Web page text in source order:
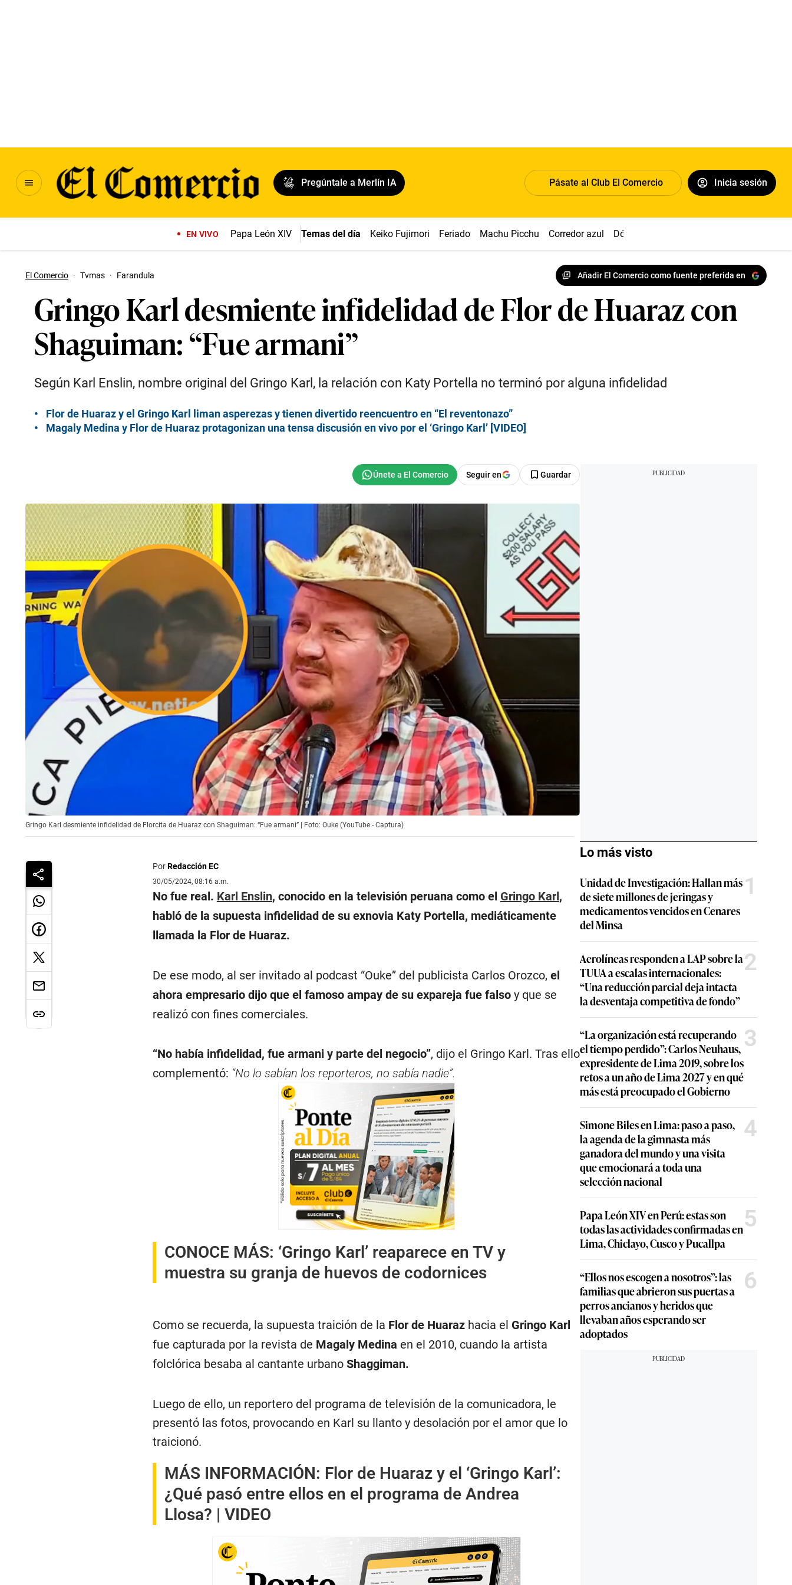
Pregúntale a Merlín IA Pásate al Club El Comercio Inicia sesión
EN VIVO Papa León XIV Temas del día Keiko Fujimori Feriado Machu Picchu Corredor azul Dólar
El Comercio · Tvmas · Farandula Añadir El Comercio como fuente preferida en
Gringo Karl desmiente infidelidad de Flor de Huaraz con
Shaguiman: “Fue armani”
Según Karl Enslin, nombre original del Gringo Karl, la relación con Katy Portella no terminó por alguna infidelidad
Flor de Huaraz y el Gringo Karl liman asperezas y tienen divertido reencuentro en “El reventonazo”
Magaly Medina y Flor de Huaraz protagonizan una tensa discusión en vivo por el ‘Gringo Karl’ [VIDEO]
Seguir en Guardar
Gringo Karl desmiente infidelidad de Florcita de Huaraz con Shaguiman: “Fue armani” | Foto: Ouke (YouTube - Captura)
PorRedacción EC
30/05/2024, 08:16 a.m.
No fue real. Karl Enslin, conocido en la televisión peruana como el Gringo Karl,
habló de la supuesta infidelidad de su exnovia Katy Portella, mediáticamente
llamada la Flor de Huaraz.
De ese modo, al ser invitado al podcast “Ouke” del publicista Carlos Orozco, el
ahora empresario dijo que el famoso ampay de su expareja fue falsoy que se
realizó con fines comerciales.
“No había infidelidad, fue armani y parte del negocio”, dijo el Gringo Karl. Tras ello
complementó: “No lo sabían los reporteros, no sabía nadie”.
CONOCE MÁS: ‘Gringo Karl’ reaparece en TV y
muestra su granja de huevos de codornices
Como se recuerda, la supuesta traición de la Flor de Huaraz hacia el Gringo Karl
fue capturada por la revista de Magaly Medina en el 2010, cuando la artista
folclórica besaba al cantante urbano Shaggiman.
Luego de ello, un reportero del programa de televisión de la comunicadora, le
presentó las fotos, provocando en Karl su llanto y desolación por el amor que lo
traicionó.
MÁS INFORMACIÓN: Flor de Huaraz y el ‘Gringo Karl’:
¿Qué pasó entre ellos en el programa de Andrea
Llosa? | VIDEO
Lo más visto
Unidad de Investigación: Hallan más
de siete millones de jeringas y
medicamentos vencidos en Cenares
del Minsa
1
Aerolíneas responden a LAP sobre la
TUUA a escalas internacionales:
“Una reducción parcial deja intacta
la desventaja competitiva de fondo”
2
“La organización está recuperando
el tiempo perdido”: Carlos Neuhaus,
expresidente de Lima 2019, sobre los
retos a un año de Lima 2027 y en qué
más está preocupado el Gobierno
3
Simone Biles en Lima: paso a paso,
la agenda de la gimnasta más
ganadora del mundo y una visita
que emocionará a toda una
selección nacional
4
Papa León XIV en Perú: estas son
todas las actividades confirmadas en
Lima, Chiclayo, Cusco y Pucallpa
5
“Ellos nos escogen a nosotros”: las
familias que abrieron sus puertas a
perros ancianos y heridos que
llevaban años esperando ser
adoptados
6